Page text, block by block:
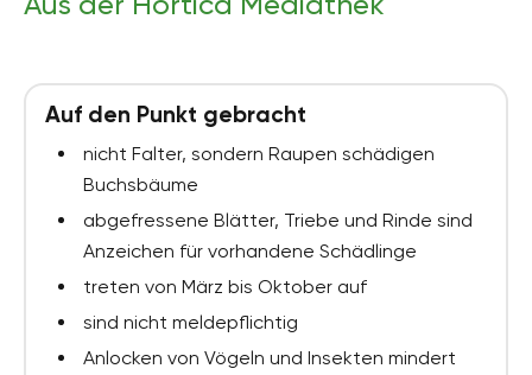
Auf den Punkt gebracht
nicht Falter, sondern Raupen schädigen
Buchsbäume
abgefressene Blätter, Triebe und Rinde sind
Anzeichen für vorhandene Schädlinge
treten von März bis Oktober auf
sind nicht meldepflichtig
Anlocken von Vögeln und Insekten mindert